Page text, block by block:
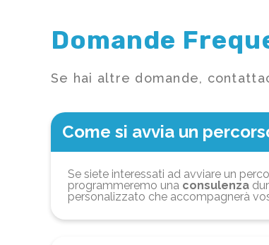
Domande
Se hai altre domande,
Come si avvia un
Se siete interessati ad avviare un
programmeremo una consulenza
personalizzato che accompagnerà